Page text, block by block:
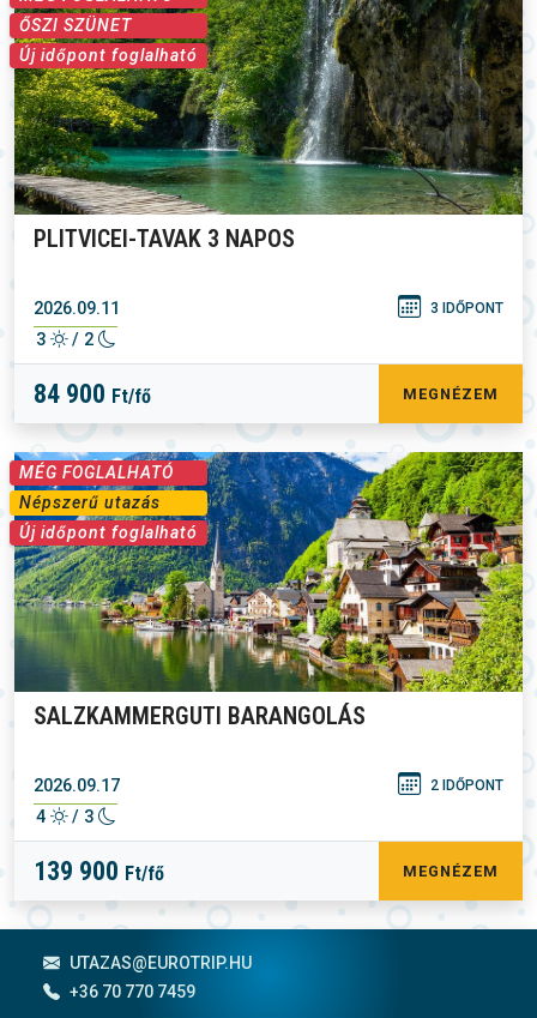
ŐSZI SZÜNET
Új időpont foglalható
PLITVICEI-TAVAK 3 NAPOS
2026.09.11 3 IDŐPONT
3 / 2
84 900 Ft/fő MEGNÉZEM
MÉG FOGLALHATÓ
Népszerű utazás
Új időpont foglalható
SALZKAMMERGUTI BARANGOLÁS
2026.09.17 2 IDŐPONT
4 / 3
139 900 Ft/fő MEGNÉZEM
UTAZAS@EUROTRIP.HU
+36 70 770 7459